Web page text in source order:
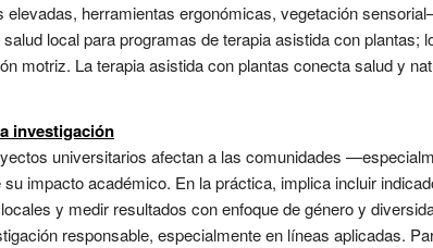
herramientas ergonómicas, vegetación
local para programas de terapia asistida con plantas;
motriz. La terapia asistida con plantas conecta salud y
investigación
universitarios afectan a las comunidades
impacto académico. En la práctica, implica incluir
y medir resultados con enfoque de género y
responsable, especialmente en líneas aplicadas.